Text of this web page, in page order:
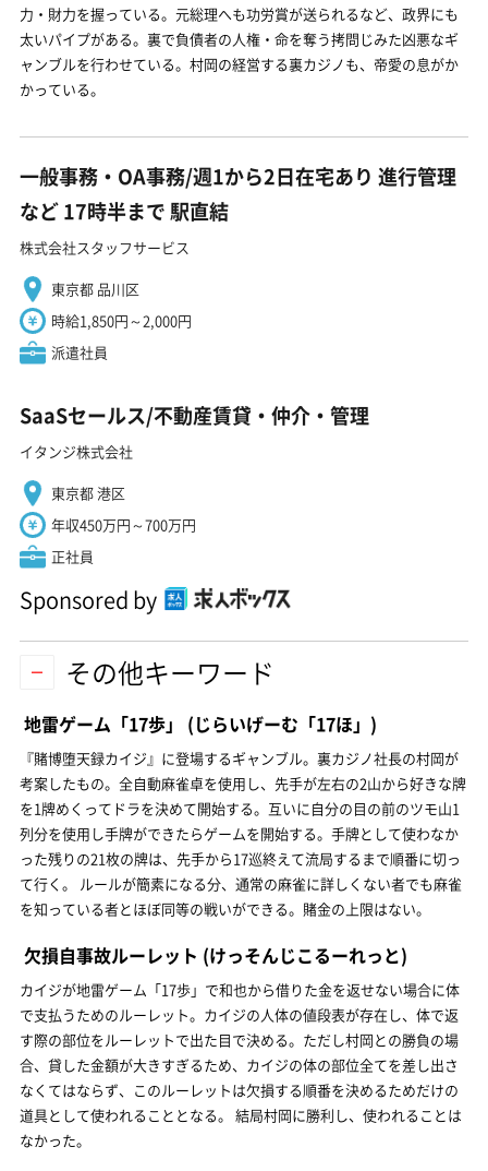
力・財力を握っている。元総理へも功労賞が送られるなど、政界にも
太いパイプがある。裏で負債者の人権・命を奪う拷問じみた凶悪なギ
ャンブルを行わせている。村岡の経営する裏カジノも、帝愛の息がか
かっている。
一般事務・OA事務/週1から2日在宅あり 進行管理
など 17時半まで 駅直結
株式会社スタッフサービス
東京都 品川区
時給1,850円～2,000円
派遣社員
SaaSセールス/不動産賃貸・仲介・管理
イタンジ株式会社
東京都 港区
年収450万円～700万円
正社員
Sponsored by
その他キーワード
地雷ゲーム「17歩」 (じらいげーむ「17ほ」)
『賭博堕天録カイジ』に登場するギャンブル。裏カジノ社長の村岡が
考案したもの。全自動麻雀卓を使用し、先手が左右の2山から好きな牌
を1牌めくってドラを決めて開始する。互いに自分の目の前のツモ山1
列分を使用し手牌ができたらゲームを開始する。手牌として使わなか
った残りの21枚の牌は、先手から17巡終えて流局するまで順番に切っ
て行く。 ルールが簡素になる分、通常の麻雀に詳しくない者でも麻雀
を知っている者とほぼ同等の戦いができる。賭金の上限はない。
欠損自事故ルーレット (けっそんじこるーれっと)
カイジが地雷ゲーム「17歩」で和也から借りた金を返せない場合に体
で支払うためのルーレット。カイジの人体の値段表が存在し、体で返
す際の部位をルーレットで出た目で決める。ただし村岡との勝負の場
合、貸した金額が大きすぎるため、カイジの体の部位全てを差し出さ
なくてはならず、このルーレットは欠損する順番を決めるためだけの
道具として使われることとなる。 結局村岡に勝利し、使われることは
なかった。